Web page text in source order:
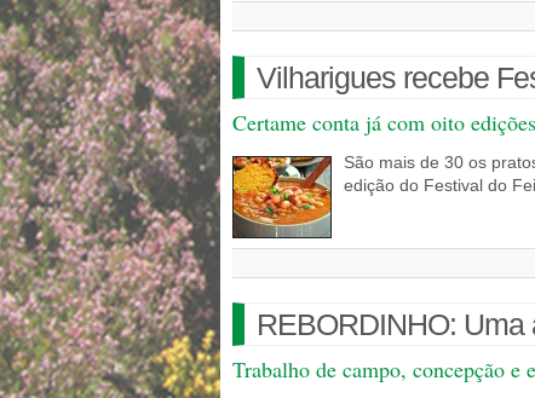
Vilharigues recebe
Certame conta já com oito edições
São mais de 30 os
edição do Festival do
REBORDINHO: Uma
Trabalho de campo, concepção